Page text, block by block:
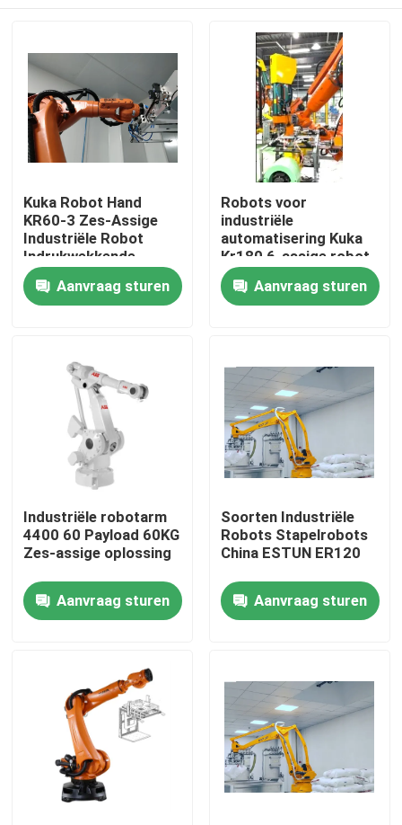
Thuis
Producten
Video's
VR-show
Over ons
Fabriekstocht
Neem contact met ons op
Nieuws
Kuka Robot Hand
KR60-3 Zes-Assige
Industriële Robot
Indrukwekkende
Snelheid
Aanvraag sturen
Robots voor
industriële
automatisering Kuka
Kr180 6-assige robot
Aanvraag sturen
Industriële robotarm
4400 60 Payload 60KG
Zes-assige oplossing
Aanvraag sturen
Soorten Industriële
Robots Stapelrobots
China ESTUN ER120
Aanvraag sturen